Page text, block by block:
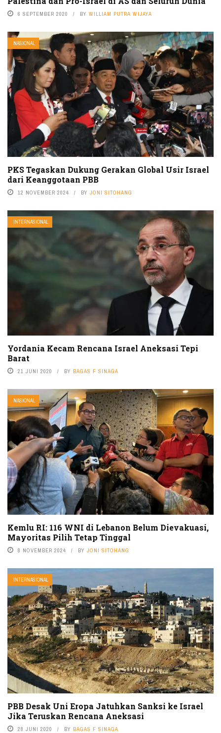
6 SEPTEMBER 2020 BY WILLIAM PUTRA WIJAYA
NASIONAL
PKS Tegaskan Dukung Gerakan Global Usir Israel
dari Keanggotaan PBB
12 NOVEMBER 2024 BY JONI SITOHANG
INTERNASIONAL
Yordania Kecam Rencana Israel Aneksasi Tepi
Barat
21 JUNI 2020 BY BAGAS F SINAGA
NASIONAL
Kemlu RI: 116 WNI di Lebanon Belum Dievakuasi,
Mayoritas Pilih Tetap Tinggal
8 NOVEMBER 2024 BY JONI SITOHANG
INTERNASIONAL
PBB Desak Uni Eropa Jatuhkan Sanksi ke Israel
Jika Teruskan Rencana Aneksasi
28 JUNI 2020 BY BAGAS F SINAGA